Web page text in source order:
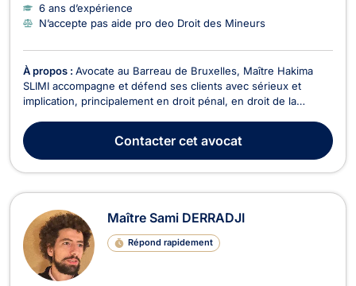
6 ans d’expérience
N’accepte pas aide pro deo Droit des Mineurs
À propos : Avocate au Barreau de Bruxelles, Maître Hakima
SLIMI accompagne et défend ses clients avec sérieux et
implication, principalement en droit pénal, en droit de la
assurances et recouvrement de créances.En droit pénal,
Maître Hakima SLIMI met un point d’honneur à ac...
Contactercet avocat
Maître Sami DERRADJI
Répond rapidement